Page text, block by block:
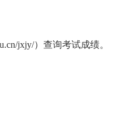
jxjy/）查询考试成绩。